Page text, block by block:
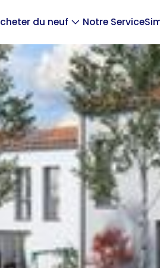
du neuf Notre Service